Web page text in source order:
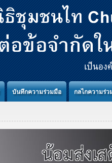
บันทึกความร่วมมือ กลไกความร่ว